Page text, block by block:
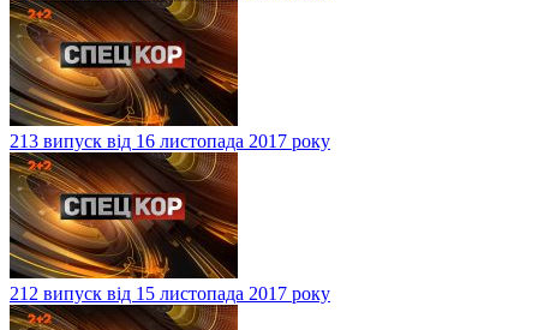
213 випуск від 16 листопада 2017 року
212 випуск від 15 листопада 2017 року